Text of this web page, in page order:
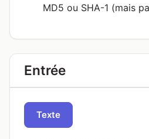
MD5 ou SHA-1 (mais
Entrée
Texte